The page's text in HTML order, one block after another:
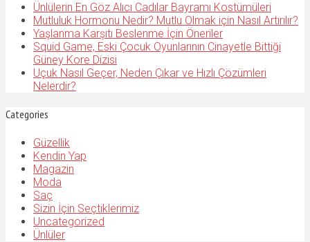
Ünlülerin En Göz Alıcı Cadılar Bayramı Kostümüleri
Mutluluk Hormonu Nedir? Mutlu Olmak için Nasıl Artırılır?
Yaşlanma Karşıtı Beslenme İçin Öneriler
Squid Game, Eski Çocuk Oyunlarının Cinayetle Bittiği
Güney Kore Dizisi
Uçuk Nasıl Geçer, Neden Çıkar ve Hızlı Çözümleri
Nelerdir?
Categories
Güzellik
Kendin Yap
Magazin
Moda
Saç
Sizin İçin Seçtiklerimiz
Uncategorized
Ünlüler